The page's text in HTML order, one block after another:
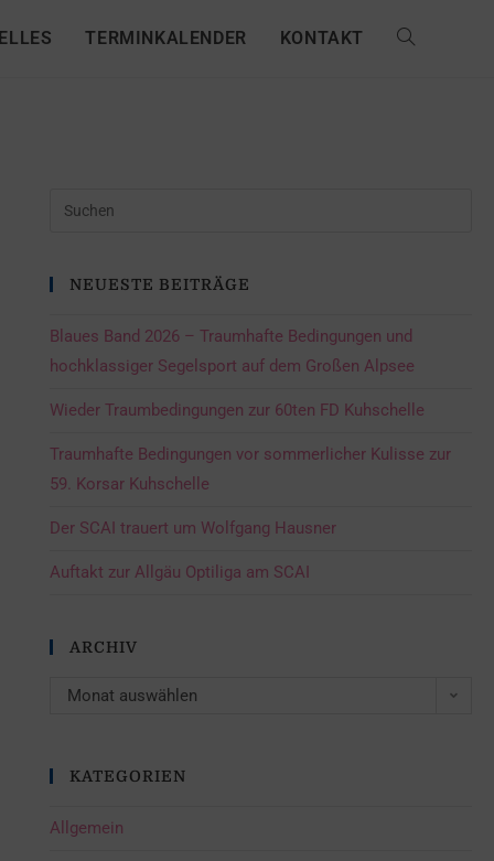
TERMINKALENDER KONTAKT
NEUESTE BEITRÄGE
Blaues Band 2026 – Traumhafte Bedingungen und
hochklassiger Segelsport auf dem Großen Alpsee
Wieder Traumbedingungen zur 60ten FD Kuhschelle
Traumhafte Bedingungen vor sommerlicher Kulisse zur
59. Korsar Kuhschelle
Der SCAI trauert um Wolfgang Hausner
Auftakt zur Allgäu Optiliga am SCAI
ARCHIV
Monat auswählen
KATEGORIEN
Allgemein